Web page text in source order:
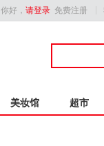
你好， 请登录 免费注册
美妆馆 超市